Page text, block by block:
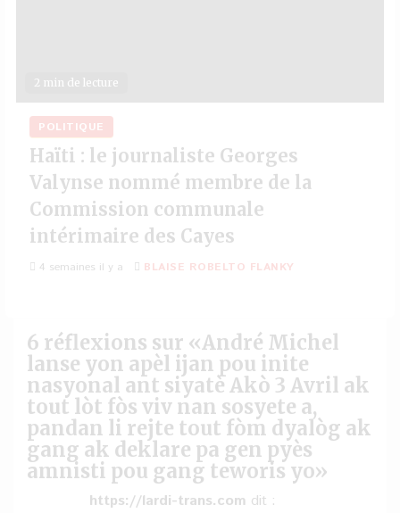
2 min de lecture
POLITIQUE
Haïti : le journaliste Georges
Valynse nommé membre de la
Commission communale
intérimaire des Cayes
4 semaines il y a BLAISE ROBELTO FLANKY
6 réflexions sur «André Michel
lanse yon apèl ijan pou inite
nasyonal ant siyatè Akò 3 Avril ak
tout lòt fòs viv nan sosyete a,
pandan li rejte tout fòm dyalòg ak
gang ak deklare pa gen pyès
amnisti pou gang teworis yo»
https://lardi-trans.com dit :